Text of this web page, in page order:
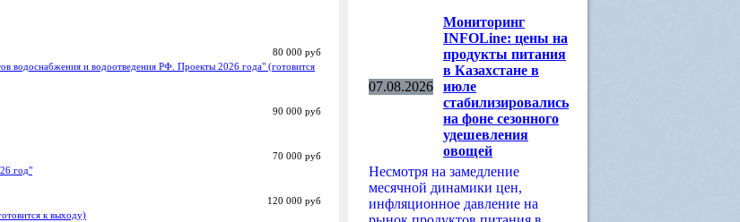
80 000 руб
водоснабжения и водоотведения РФ. Проекты 2026 года" (готовится
90 000 руб
70 000 руб
год"
120 000 руб
к выходу)
07.08.2026
Мониторинг
INFOLine: цены на
продукты питания
в Казахстане в
июле
стабилизировались
на фоне сезонного
удешевления
овощей
Несмотря на замедление
месячной динамики цен,
инфляционное давление на